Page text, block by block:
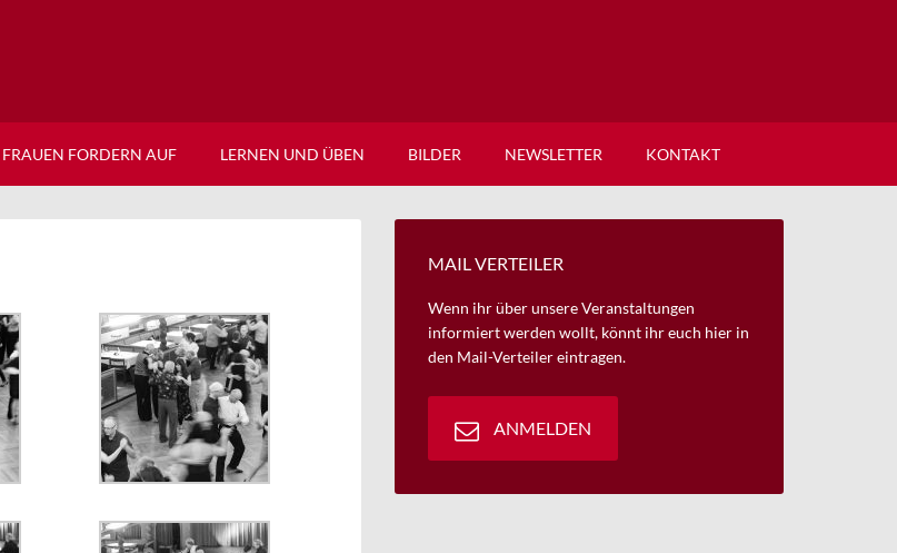
FRAUEN FORDERN AUF LERNEN UND ÜBEN BILDER NEWSLETTER KONTAKT
MAIL VERTEILER
Wenn ihr über unsere Veranstaltungen
informiert werden wollt, könnt ihr euch hier in
den Mail-Verteiler eintragen.
ANMELDEN